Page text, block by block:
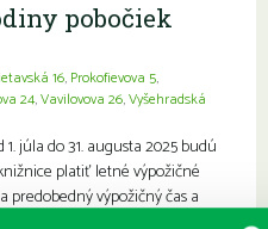
pobočiek
16, Prokofievova 5,
24,Vavilovova 26,Vyšehradská
júla do 31. augusta 2025 budú
platiť letné výpožičné
predobedný výpožičný čas a
Informácie nájdete na